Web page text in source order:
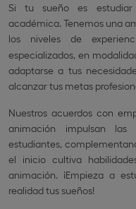
Si tu sueño es estudiar
académica. Tenemos una
los niveles de
especializados, en
adaptarse a tus
alcanzar tus metas
Nuestros acuerdos con
animación impulsan las
estudiantes,
el inicio cultiva
animación. ¡Empieza a
realidad tus sueños!